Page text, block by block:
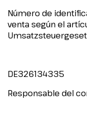
Número de
venta según el
DE326134335
Responsable del